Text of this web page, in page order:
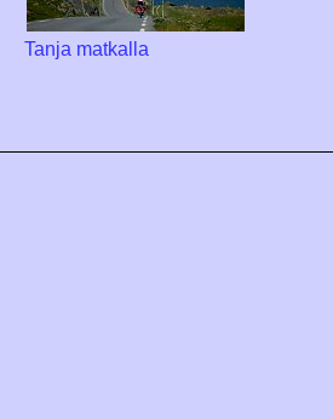
Tanja matkalla